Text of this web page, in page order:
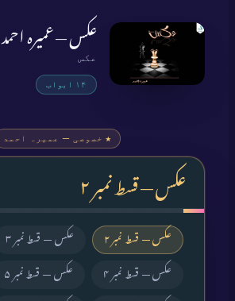
عکس — عمیرہ احمد
عکس
۱۴ ابواب
★ خصوصی — عمیرہ احمد
عکس — قسط نمبر ۲
عکس — قسط نمبر ۲ عکس — قسط نمبر ۳
عکس — قسط نمبر ۴ عکس — قسط نمبر ۵